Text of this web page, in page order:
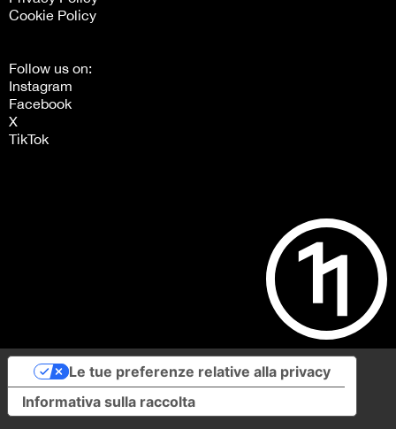
Cookie Policy
Follow us on:
Instagram
Facebook
X
TikTok
Informativa sulla raccolta
Le tue preferenze relative alla privacy